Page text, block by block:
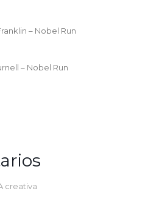
– Nobel Run
– Nobel Run
creativa